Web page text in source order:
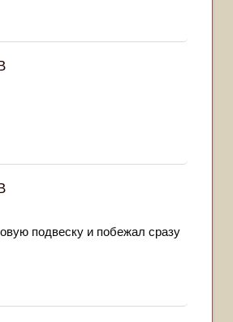
подвеску и побежал сразу